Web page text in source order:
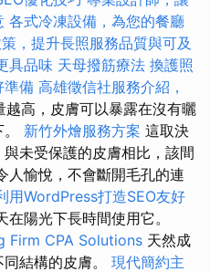
各式冷凍設備，為您的餐廳
，提升長照服務品質與可及
具品味 天母撥筋療法 換護照
準備 高雄徵信社服務介紹，
越高，皮膚可以暴露在沒有曬
新竹外燴服務方案 這取決
未受保護的皮膚相比，該間
人愉悅，不會斷開毛孔的連
用WordPress打造SEO友好
陽光下長時間使用它。
Firm CPA Solutions 天然成
結構的皮膚。 現代簡約主